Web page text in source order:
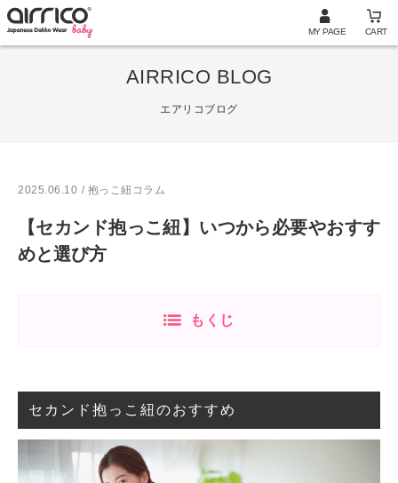
MY PAGE CART
AIRRICO BLOG
エアリコブログ
2025.06.10 / 抱っこ紐コラム
【セカンド抱っこ紐】いつから必要やおすす
めと選び方
もくじ
セカンド抱っこ紐のおすすめ